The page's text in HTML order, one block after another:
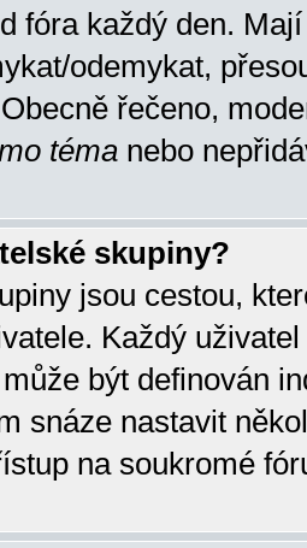
fóra každý den.
odemykat,
řečeno,
téma nebo
skupiny?
jsou cestou,
Každý
být definován
snáze nastavit
na soukromé